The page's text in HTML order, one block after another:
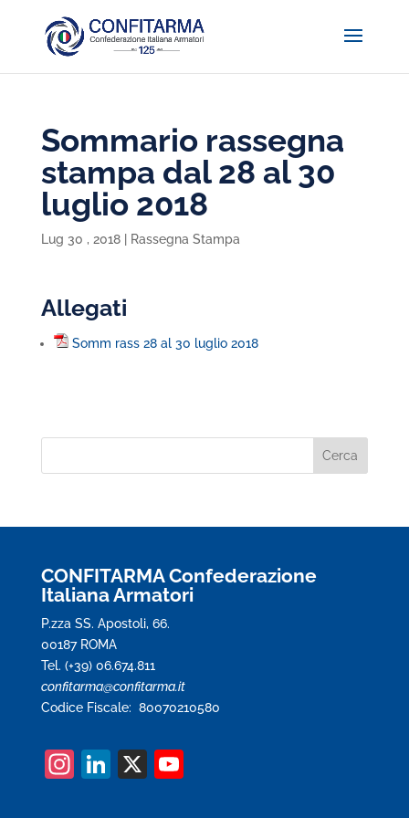
Sommario rassegna
stampa dal 28 al 30
luglio 2018
Lug 30 , 2018| Rassegna Stampa
Allegati
Somm rass 28 al 30 luglio 2018
CONFITARMA Confederazione
Italiana Armatori
P.zza SS. Apostoli, 66.
00187 ROMA
Tel. (+39) 06.674.811
confitarma@confitarma.it
Codice Fiscale: 80070210580
In Li X Y